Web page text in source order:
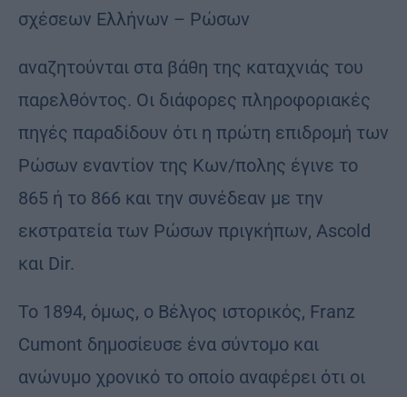
σχέσεων Ελλήνων – Ρώσων
αναζητούνται στα βάθη της καταχνιάς του
παρελθόντος. Οι διάφορες πληροφοριακές
πηγές παραδίδουν ότι η πρώτη επιδρομή των
Ρώσων εναντίον της Κων/πολης έγινε το
865 ή το 866 και την συνέδεαν με την
εκστρατεία των Ρώσων πριγκήπων, Ascold
και Dir.
Το 1894, όμως, ο Βέλγος ιστορικός, Franz
Cumont δημοσίευσε ένα σύντομο και
ανώνυμο χρονικό το οποίο αναφέρει ότι οι